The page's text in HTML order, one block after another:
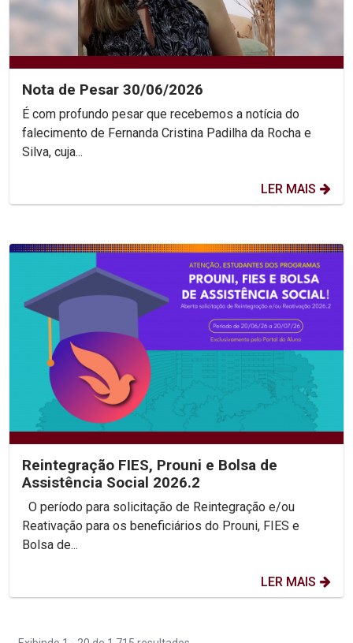
Nota de Pesar 30/06/2026
É com profundo pesar que recebemos a notícia do
falecimento de Fernanda Cristina Padilha da Rocha e
Silva, cuja...
LER MAIS
Reintegração FIES, Prouni e Bolsa de
Assistência Social 2026.2
Reativação para os beneficiários do Prouni, FIES e
Bolsa de...
LER MAIS